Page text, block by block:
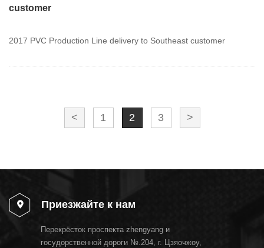
customer
2017 PVC Production Line delivery to Southeast customer
< 1 2 3 >
Приезжайте к нам
Перекрёсток проспекта zhengyang и
госудорственной дороги №.204, г. Цзяочжоу,